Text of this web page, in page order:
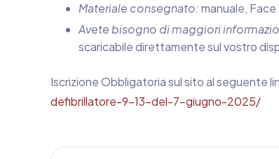
Materiale consegnato:manuale,
Avete bisogno di maggiori
scaricabile direttamente sul vostro
Iscrizione Obbligatoria sul sito al seguente
defibrillatore-9-13-del-7-giugno-2025/